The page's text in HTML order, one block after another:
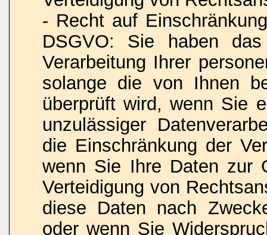
- Recht auf
DSGVO: Sie haben
Verarbeitung Ihrer
solange die von Ihnen
überprüft wird, wenn Sie
unzulässiger
die Einschränkung der
wenn Sie Ihre Daten zur
Verteidigung von
diese Daten nach
oder wenn Sie